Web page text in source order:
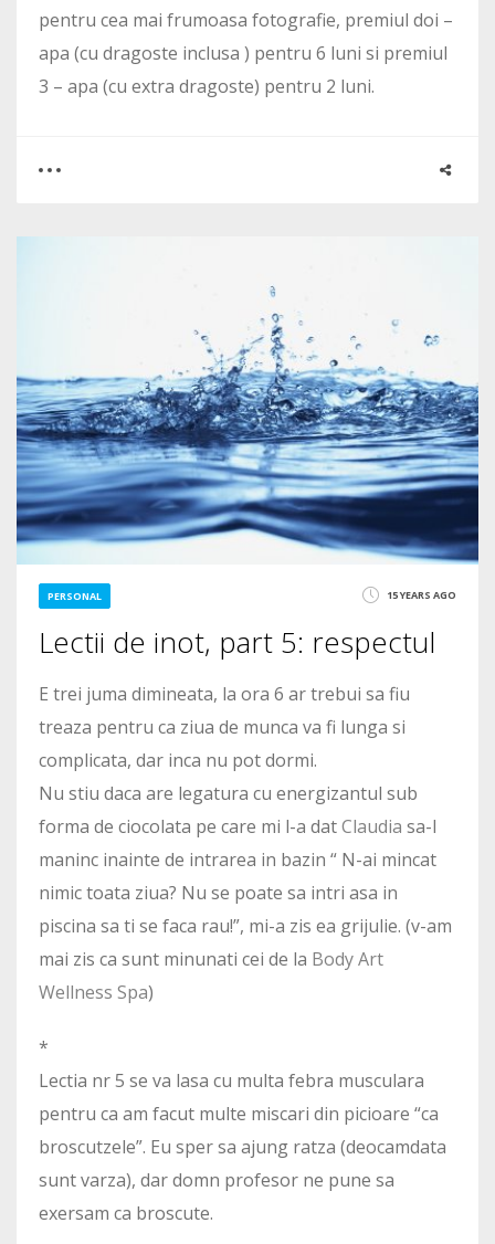
pentru cea mai frumoasa fotografie, premiul doi –
apa (cu dragoste inclusa ) pentru 6 luni si premiul
3 – apa (cu extra dragoste) pentru 2 luni.
PERSONAL 15 YEARS AGO
Lectii de inot, part 5: respectul
E trei juma dimineata, la ora 6 ar trebui sa fiu
treaza pentru ca ziua de munca va fi lunga si
complicata, dar inca nu pot dormi.
Nu stiu daca are legatura cu energizantul sub
forma de ciocolata pe care mi l-a datClaudia sa-l
maninc inainte de intrarea in bazin “ N-ai mincat
nimic toata ziua? Nu se poate sa intri asa in
piscina sa ti se faca rau!”, mi-a zis ea grijulie. (v-am
mai zis ca sunt minunati cei de la Body Art
Wellness Spa)
*
Lectia nr 5 se va lasa cu multa febra musculara
pentru ca am facut multe miscari din picioare “ca
broscutzele”. Eu sper sa ajung ratza (deocamdata
sunt varza), dar domn profesor ne pune sa
exersam ca broscute.